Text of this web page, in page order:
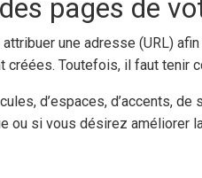
pages de
une adresse (URL)
créées. Toutefois, il faut tenir
d’espaces, d’accents,
ou si vous désirez améliorer